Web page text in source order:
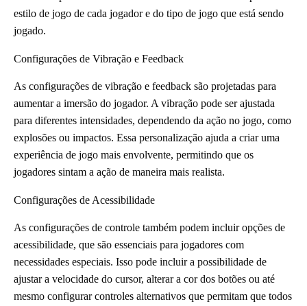
estilo de jogo de cada jogador e do tipo de jogo que está sendo
jogado.
Configurações de Vibração e Feedback
As configurações de vibração e feedback são projetadas para
aumentar a imersão do jogador. A vibração pode ser ajustada
para diferentes intensidades, dependendo da ação no jogo, como
explosões ou impactos. Essa personalização ajuda a criar uma
experiência de jogo mais envolvente, permitindo que os
jogadores sintam a ação de maneira mais realista.
Configurações de Acessibilidade
As configurações de controle também podem incluir opções de
acessibilidade, que são essenciais para jogadores com
necessidades especiais. Isso pode incluir a possibilidade de
ajustar a velocidade do cursor, alterar a cor dos botões ou até
mesmo configurar controles alternativos que permitam que todos